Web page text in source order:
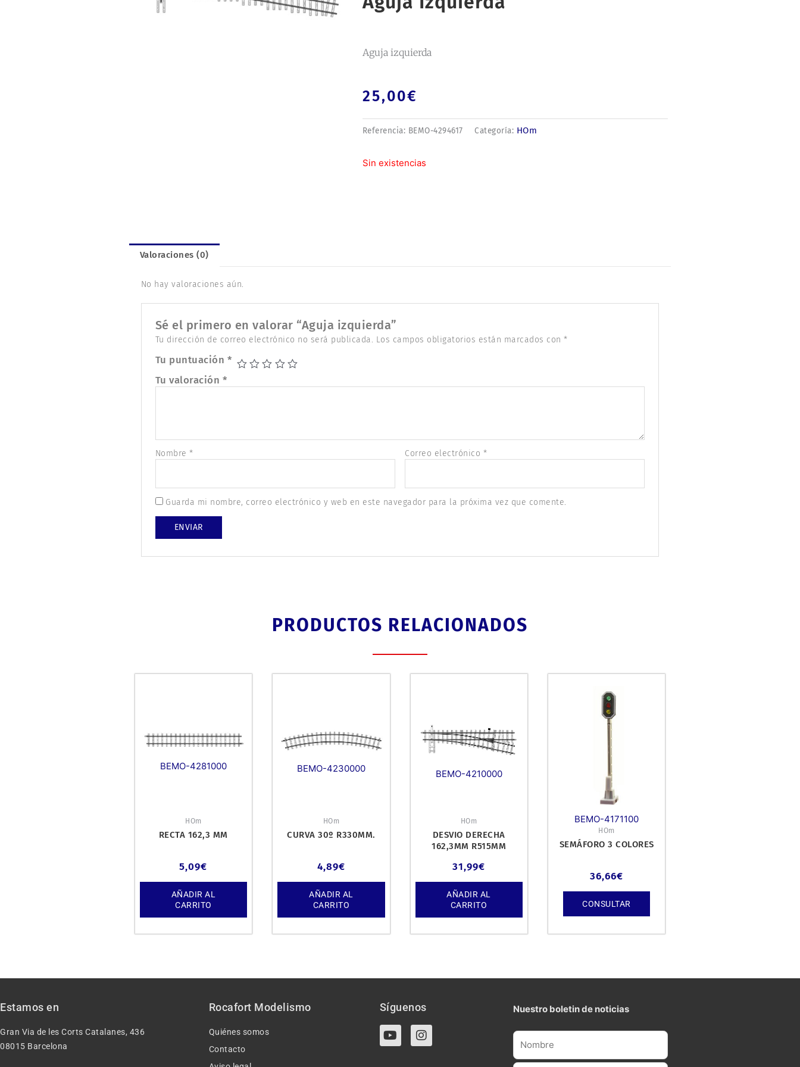
Aguja izquierda
25,00€
Referencia: BEMO-4294617 Categoría: HOm
Sin existencias
Valoraciones (0)
No hay valoraciones aún.
Sé el primero en valorar “Aguja izquierda”
Tu dirección de correo electrónico no será publicada. Los campos obligatorios están marcados con*
Tu puntuación *
Tu valoración *
Nombre* Correo electrónico *
Guarda mi nombre, correo electrónico y web en este navegador para la próxima vez que comente.
PRODUCTOS RELACIONADOS
BEMO-4281000
HOm
RECTA 162,3 MM
5,09€
AÑADIR AL
CARRITO
BEMO-4230000
HOm
CURVA 30º R330MM.
4,89€
AÑADIR AL
CARRITO
BEMO-4210000
HOm
DESVIO DERECHA
162,3MM R515MM
31,99€
AÑADIR AL
CARRITO
BEMO-4171100
HOm
SEMÁFORO 3 COLORES
36,66€
CONSULTAR
Estamos en
Gran Via de les Corts Catalanes, 436
08015 Barcelona
Rocafort Modelismo
Quiénes somos
Contacto
Síguenos
Y
o
I
n
Nuestro boletin de noticias